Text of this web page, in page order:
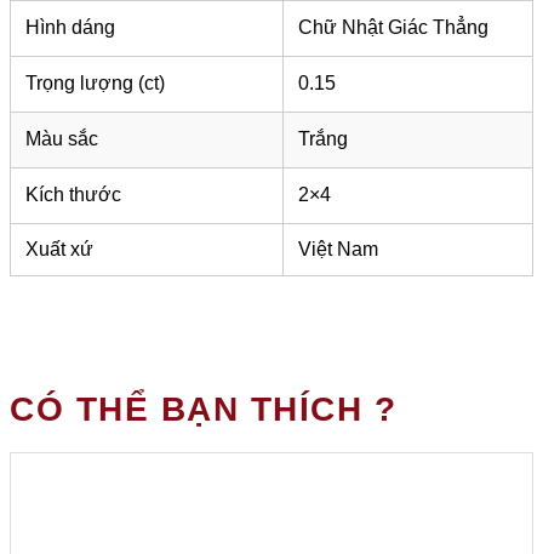
Hình dáng Chữ Nhật Giác Thẳng
Trọng lượng (ct) 0.15
Màu sắc Trắng
Kích thước 2×4
Xuất xứ Việt Nam
CÓ THỂ BẠN THÍCH ?